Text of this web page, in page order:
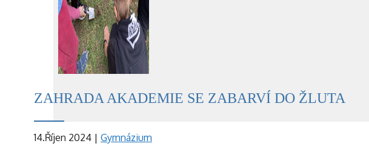
ZAHRADA AKADEMIE SE ZABARVÍ DO ŽLUTA
14.Říjen 2024 | Gymnázium